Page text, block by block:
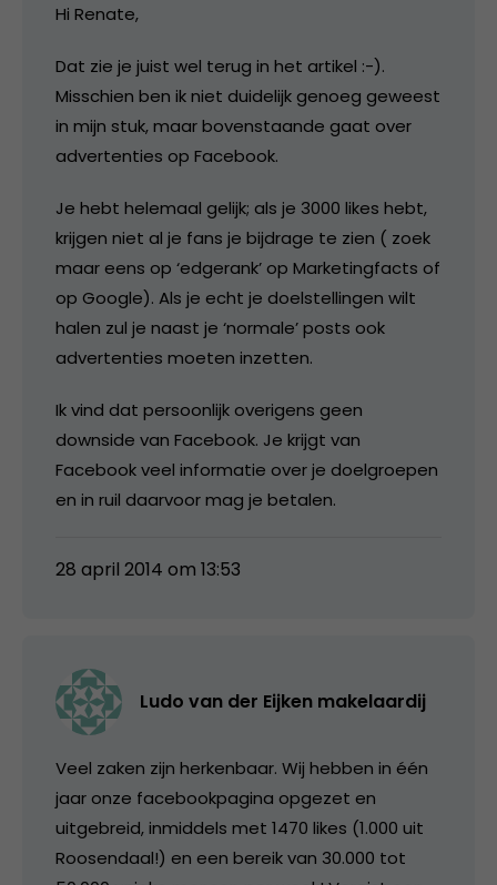
Hi Renate,
Dat zie je juist wel terug in het artikel :-).
Misschien ben ik niet duidelijk genoeg geweest
in mijn stuk, maar bovenstaande gaat over
advertenties op Facebook.
Je hebt helemaal gelijk; als je 3000 likes hebt,
krijgen niet al je fans je bijdrage te zien ( zoek
maar eens op ‘edgerank’ op Marketingfacts of
op Google). Als je echt je doelstellingen wilt
halen zul je naast je ‘normale’ posts ook
advertenties moeten inzetten.
Ik vind dat persoonlijk overigens geen
downside van Facebook. Je krijgt van
Facebook veel informatie over je doelgroepen
en in ruil daarvoor mag je betalen.
28 april 2014 om 13:53
Ludo van der Eijken makelaardij
Veel zaken zijn herkenbaar. Wij hebben in één
jaar onze facebookpagina opgezet en
uitgebreid, inmiddels met 1470 likes (1.000 uit
Roosendaal!) en een bereik van 30.000 tot